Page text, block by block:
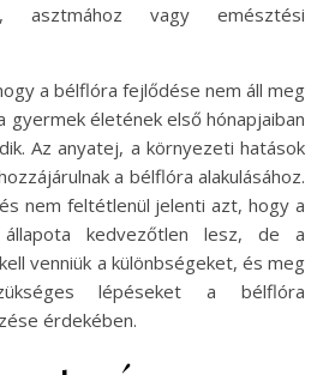
asztmához vagy emésztési
a bélflóra fejlődése nem áll meg
gyermek életének első hónapjaiban
Az anyatej, a környezeti hatások
a bélflóra alakulásához.
nem feltétlenül jelenti azt, hogy a
kedvezőtlen lesz, de a
venniük a különbségeket, és meg
lépéseket a bélflóra
érdekében.